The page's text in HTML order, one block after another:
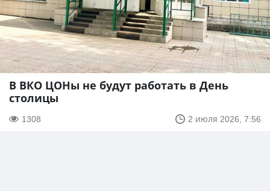
В ВКО ЦОНы не будут работать в День
столицы
1308 2 июля 2026, 7:56